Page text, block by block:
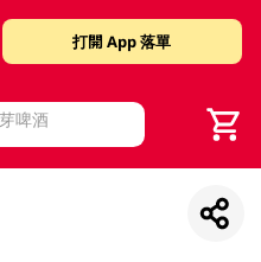
打開 App 落單